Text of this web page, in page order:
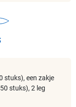
stuks), een zakje
stuks), 2 leg